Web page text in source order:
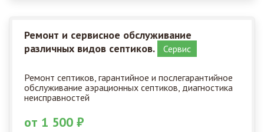
Ремонт и сервисное обслуживание
различных видов септиков.
Сервис
Ремонт септиков, гарантийное и послегарантийное
обслуживание аэрационных септиков, диагностика
неисправностей
от 1 500 ₽